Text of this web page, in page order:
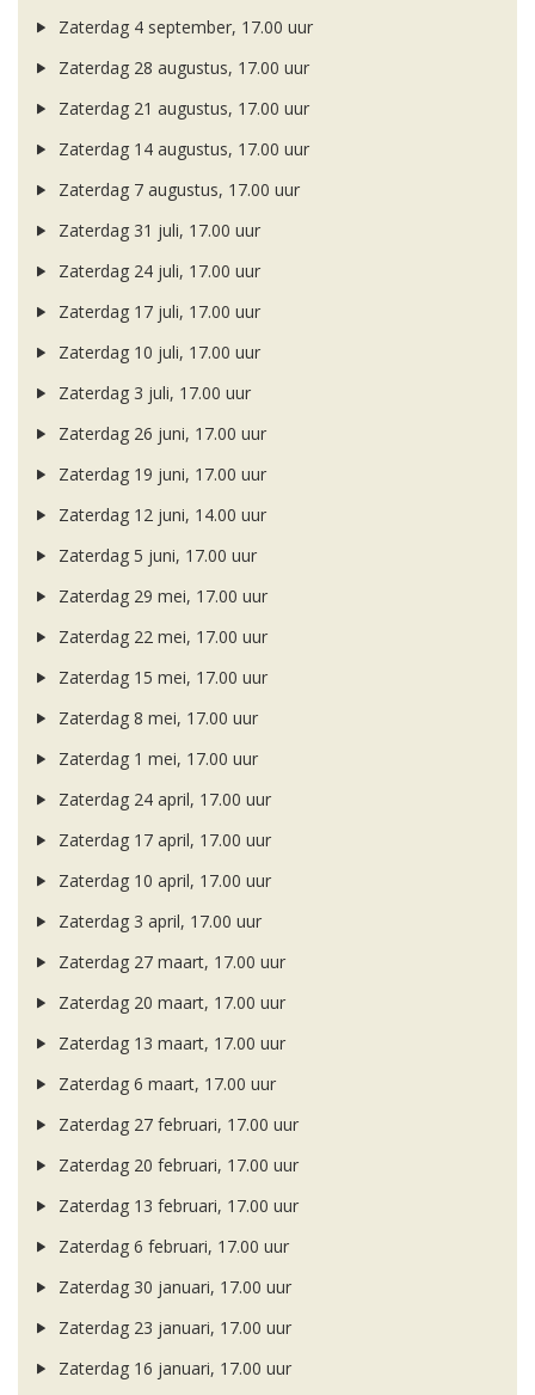
Zaterdag 4 september, 17.00 uur
Zaterdag 28 augustus, 17.00 uur
Zaterdag 21 augustus, 17.00 uur
Zaterdag 14 augustus, 17.00 uur
Zaterdag 7 augustus, 17.00 uur
Zaterdag 31 juli, 17.00 uur
Zaterdag 24 juli, 17.00 uur
Zaterdag 17 juli, 17.00 uur
Zaterdag 10 juli, 17.00 uur
Zaterdag 3 juli, 17.00 uur
Zaterdag 26 juni, 17.00 uur
Zaterdag 19 juni, 17.00 uur
Zaterdag 12 juni, 14.00 uur
Zaterdag 5 juni, 17.00 uur
Zaterdag 29 mei, 17.00 uur
Zaterdag 22 mei, 17.00 uur
Zaterdag 15 mei, 17.00 uur
Zaterdag 8 mei, 17.00 uur
Zaterdag 1 mei, 17.00 uur
Zaterdag 24 april, 17.00 uur
Zaterdag 17 april, 17.00 uur
Zaterdag 10 april, 17.00 uur
Zaterdag 3 april, 17.00 uur
Zaterdag 27 maart, 17.00 uur
Zaterdag 20 maart, 17.00 uur
Zaterdag 13 maart, 17.00 uur
Zaterdag 6 maart, 17.00 uur
Zaterdag 27 februari, 17.00 uur
Zaterdag 20 februari, 17.00 uur
Zaterdag 13 februari, 17.00 uur
Zaterdag 6 februari, 17.00 uur
Zaterdag 30 januari, 17.00 uur
Zaterdag 23 januari, 17.00 uur
Zaterdag 16 januari, 17.00 uur